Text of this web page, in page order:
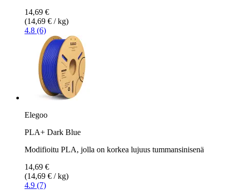
14,69 €
(14,69 € / kg)
4.8 (6)
Elegoo
PLA+ Dark Blue
Modifioitu PLA, jolla on korkea lujuus tummansinisenä
14,69 €
(14,69 € / kg)
4.9 (7)